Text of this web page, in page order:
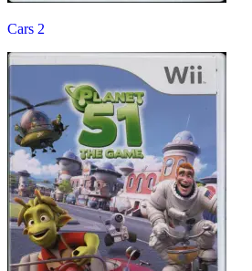
Cars 2